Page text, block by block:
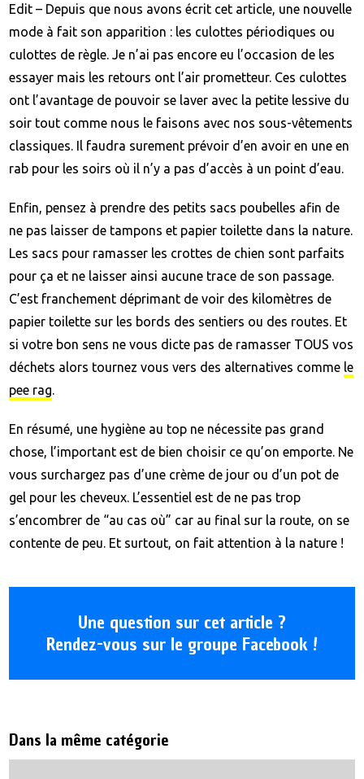
Edit – Depuis que nous avons écrit cet article, une nouvelle
mode à fait son apparition : les culottes périodiques ou
culottes de règle. Je n’ai pas encore eu l’occasion de les
essayer mais les retours ont l’air prometteur. Ces culottes
ont l’avantage de pouvoir se laver avec la petite lessive du
soir tout comme nous le faisons avec nos sous-vêtements
classiques. Il faudra surement prévoir d’en avoir en une en
rab pour les soirs où il n’y a pas d’accès à un point d’eau.
Enfin, pensez à prendre des petits sacs poubelles afin de
ne pas laisser de tampons et papier toilette dans la nature.
Les sacs pour ramasser les crottes de chien sont parfaits
pour ça et ne laisser ainsi aucune trace de son passage.
C’est franchement déprimant de voir des kilomètres de
papier toilette sur les bords des sentiers ou des routes. Et
si votre bon sens ne vous dicte pas de ramasser TOUS vos
déchets alors tournez vous vers des alternatives comme le
pee rag.
En résumé, une hygiène au top ne nécessite pas grand
chose, l’important est de bien choisir ce qu’on emporte. Ne
vous surchargez pas d’une crème de jour ou d’un pot de
gel pour les cheveux. L’essentiel est de ne pas trop
s’encombrer de “au cas où” car au final sur la route, on se
contente de peu. Et surtout, on fait attention à la nature !
Une question sur cet article ?
Rendez-vous sur le groupe Facebook !
Dans la même catégorie